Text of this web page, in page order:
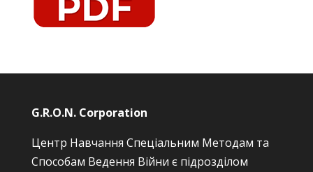
G.R.O.N. Corporation
Центр Навчання Спеціальним Методам та
Способам Ведення Війни є підрозділом